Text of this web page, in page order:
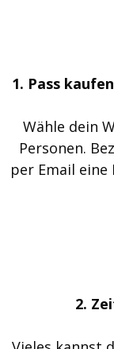
1. Pass
Wähle dein
Personen.
per Email
2.